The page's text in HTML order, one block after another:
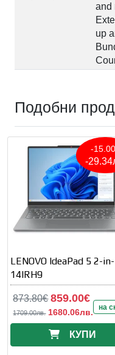
and
up
Подобни
-
-
LENOVO IdeaPad 5 2-
14IRH9
873.80€ 859.00€
1709.00лв. 1680.06лв. на
КУПИ